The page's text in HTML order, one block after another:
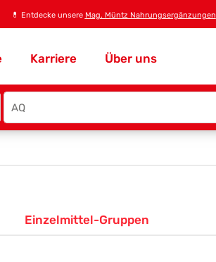
💊 Entdecke unsere Mag. Müntz Nahrungsergänzungen
Karriere Über uns
Site
search
Einzelmittel-Gruppen